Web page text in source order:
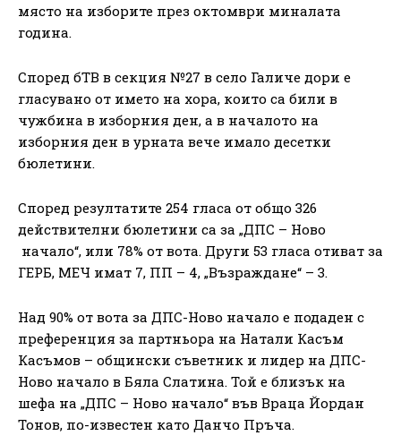
място на изборите през октомври миналата
година.
Според бТВ в секция №27 в село Галиче дори е
гласувано от името на хора, които са били в
чужбина в изборния ден, а в началото на
изборния ден в урната вече имало десетки
бюлетини.
Според резултатите 254 гласа от общо 326
действителни бюлетини са за „ДПС – Ново
начало“, или 78% от вота. Други 53 гласа отиват за
ГЕРБ, МЕЧ имат 7, ПП – 4, „Възраждане“ – 3.
Над 90% от вота за ДПС-Ново начало е подаден с
преференция за партньора на Натали Касъм
Касъмов – общински съветник и лидер на ДПС-
Ново начало в Бяла Слатина. Той е близък на
шефа на „ДПС – Ново начало“ във Враца Йордан
Тонов, по-известен като Данчо Пръча.